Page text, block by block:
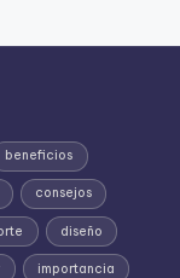
beneficios
consejos
diseño
importancia